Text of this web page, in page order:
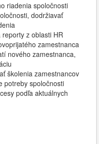
riadenia spoločnosti
dodržiavať
z oblasti HR
zamestnanca
nového zamestnanca,
školenia zamestnancov
potreby spoločnosti
podľa aktuálnych